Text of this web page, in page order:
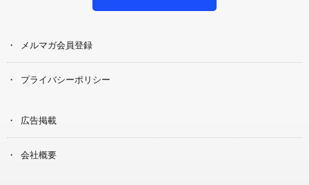
メルマガ会員登録
プライバシーポリシー
広告掲載
会社概要